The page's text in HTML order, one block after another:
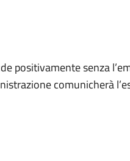
positivamente senza
comunicherà